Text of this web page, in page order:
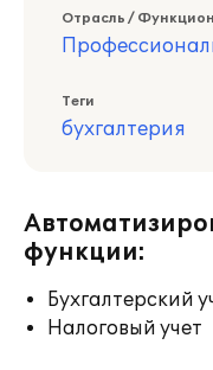
Отрасль /
Теги
бухгалтерия
функции:
Бухгалтерский
Налоговый учет